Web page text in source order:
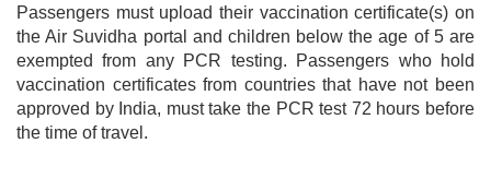
Passengers must upload their vaccination certificate(s) on
the Air Suvidha portal and children below the age of 5 are
exempted from any PCR testing. Passengers who hold
vaccination certificates from countries that have not been
approved by India, must take the PCR test 72 hours before
the time of travel.